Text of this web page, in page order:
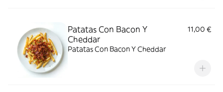
Patatas Con Bacon Y
Cheddar
11,00 €
Patatas Con Bacon Y Cheddar